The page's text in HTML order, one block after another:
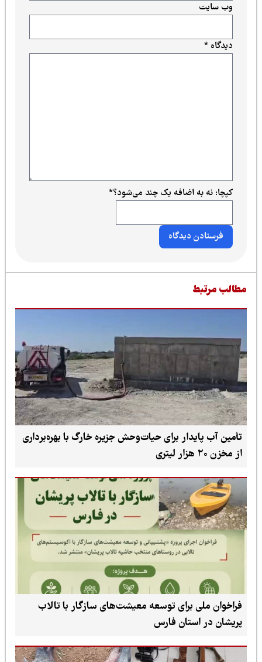
دیدگاه*
وب‌ سایت
کپچا: نه به اضافه یک چند می‌شود؟*
مرتبط
تأمین آب پایدار برای حیات‌وحش جزیره خارگ با بهره‌برداری
از مخزن ۲۰ هزار لیتری
فراخوان ملی برای توسعه معیشت‌های سازگار با تالاب
پریشان در استان فارس